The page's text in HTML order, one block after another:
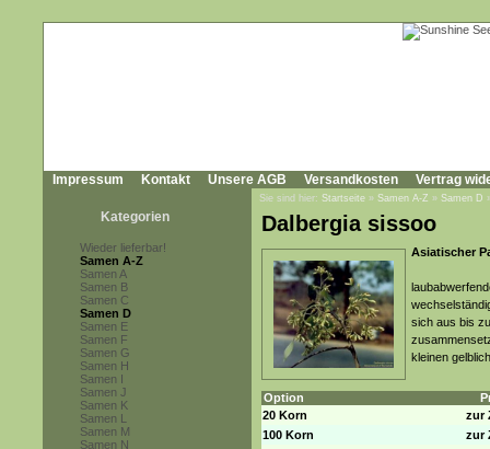
Impressum Kontakt Unsere AGB Versandkosten Vertrag
Kategorien
Wieder lieferbar!
Samen A-Z
Samen A
Samen B
Samen C
Samen D
Samen E
Samen F
Samen G
Samen H
Samen I
Samen J
Samen K
Samen L
Samen M
Samen N
Sie sind hier: Startseite » Samen A-Z » Samen D
Dalbergia sissoo
Asiatischer
sich aus bis
kleinen
Option
20 Korn
zur
100 Korn
zur